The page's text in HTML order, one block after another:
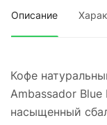
Описание
Кофе
Ambassador
насыщенный